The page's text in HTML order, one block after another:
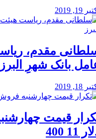
19, 2019
مقدم،
بانک شهرِ البرز
18, 2019
قیمت
11 400